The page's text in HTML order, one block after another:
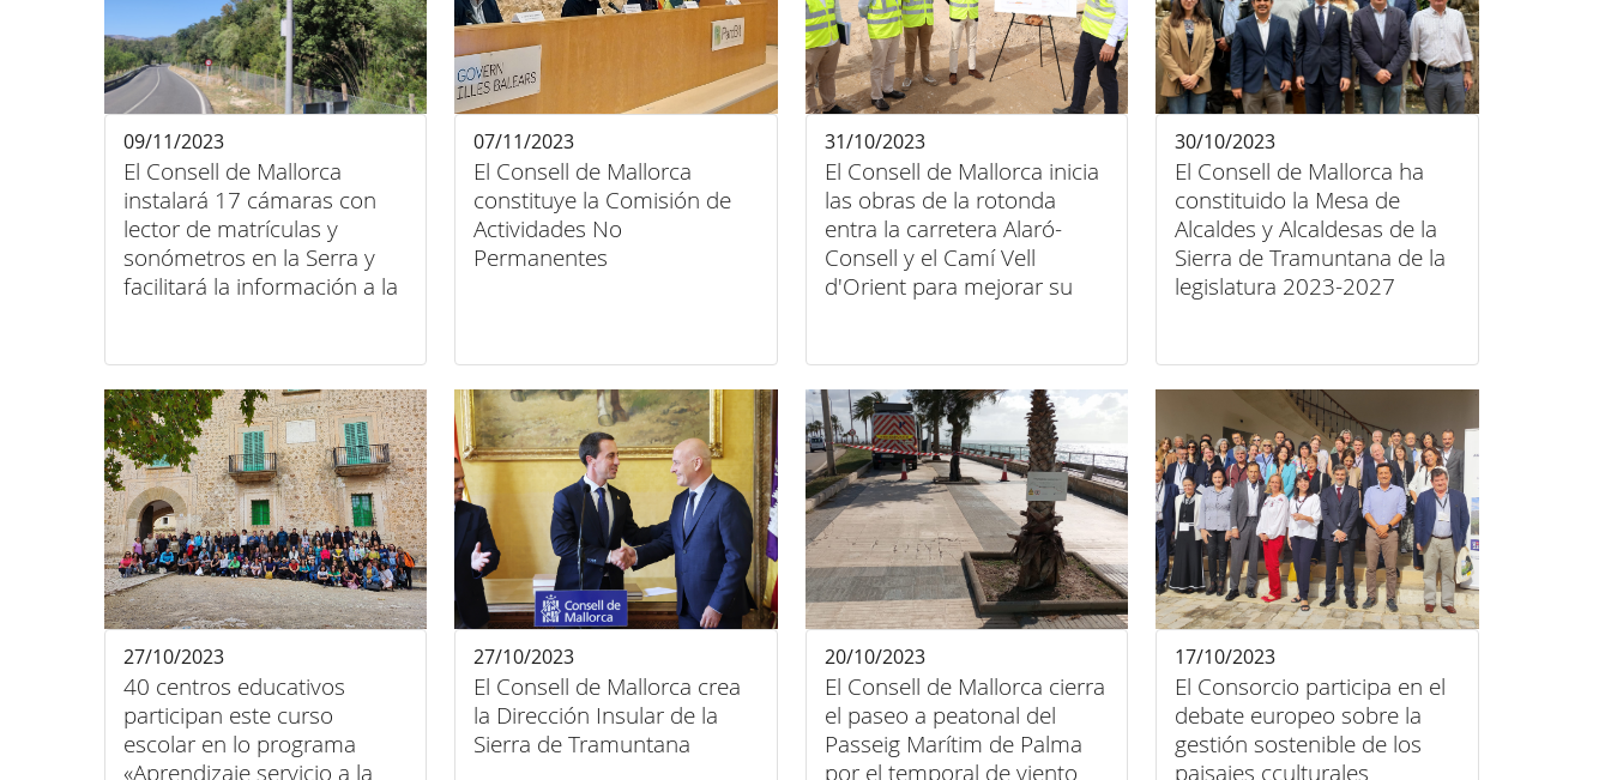
El Consell de Mallorca
instalará 17 cámaras con
lector de matrículas y
sonómetros en la Serra y
facilitará la información a la
09/11/2023
El Consell de Mallorca
constituye la Comisión de
Actividades No
Permanentes
07/11/2023
El Consell de Mallorca inicia
las obras de la rotonda
entra la carretera Alaró-
Consell y el Camí Vell
d'Orient para mejorar su
31/10/2023
El Consell de Mallorca ha
constituido la Mesa de
Alcaldes y Alcaldesas de la
Sierra de Tramuntana de la
legislatura 2023-2027
30/10/2023
40 centros educativos
participan este curso
escolar en lo programa
«Aprendizaje servicio a la
27/10/2023
El Consell de Mallorca crea
la Dirección Insular de la
Sierra de Tramuntana
27/10/2023
El Consell de Mallorca cierra
el paseo a peatonal del
Passeig Marítim de Palma
por el temporal de viento
20/10/2023
El Consorcio participa en el
debate europeo sobre la
gestión sostenible de los
paisajes cculturales
17/10/2023